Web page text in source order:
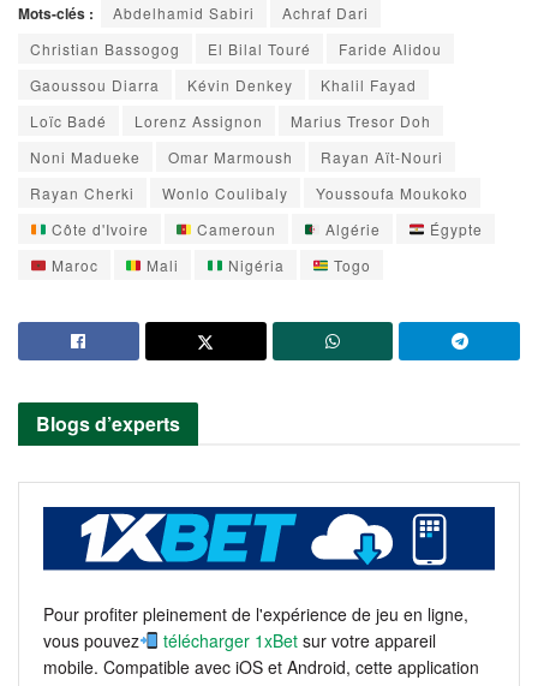
Mots-clés : Abdelhamid Sabiri
Achraf Dari
Christian Bassogog
El Bilal Touré
Faride Alidou
Gaoussou Diarra
Kévin Denkey
Khalil Fayad
Loïc Badé
Lorenz Assignon
Marius Tresor Doh
Noni Madueke
Omar Marmoush
Rayan Aït-Nouri
Rayan Cherki
Wonlo Coulibaly
Youssoufa Moukoko
Côte d'Ivoire
Cameroun Algérie
Égypte
Maroc
Mali Nigéria Togo
Blogs d’experts
Pour profiter pleinement de l'expérience de jeu en ligne,
vous pouvez
télécharger 1xBet sur votre appareil
mobile. Compatible avec iOS et Android, cette application